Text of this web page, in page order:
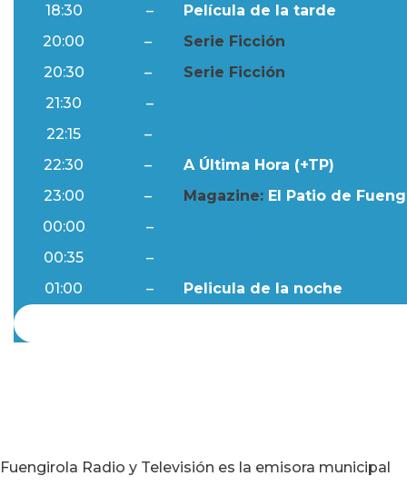
18:30
–
Película de la tarde
20:00
–
Serie Ficción
20:30
–
Serie Ficción
21:30
–
22:15
–
22:30
–
A Última Hora (+TP)
23:00
– Magazine: El Patio de
00:00
–
00:35
–
01:00
– Pelicula de la noche
Fuengirola Radio y Televisión es la emisora municipal